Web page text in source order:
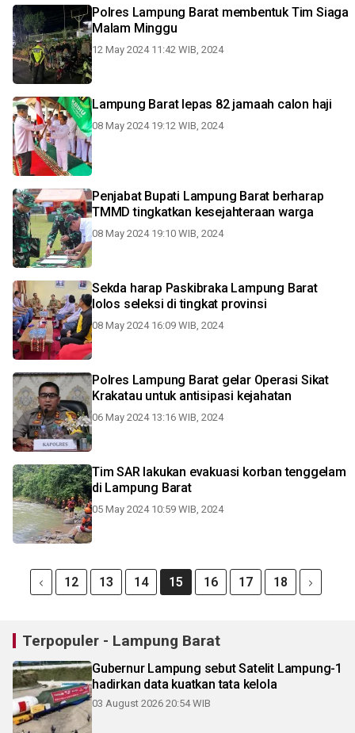
Polres Lampung Barat membentuk Tim Siaga
Malam Minggu
12 May 2024 11:42 WIB, 2024
Lampung Barat lepas 82 jamaah calon haji
08 May 2024 19:12 WIB, 2024
Penjabat Bupati Lampung Barat berharap
TMMD tingkatkan kesejahteraan warga
08 May 2024 19:10 WIB, 2024
Sekda harap Paskibraka Lampung Barat
lolos seleksi di tingkat provinsi
08 May 2024 16:09 WIB, 2024
Polres Lampung Barat gelar Operasi Sikat
Krakatau untuk antisipasi kejahatan
06 May 2024 13:16 WIB, 2024
Tim SAR lakukan evakuasi korban tenggelam
di Lampung Barat
05 May 2024 10:59 WIB, 2024
12 13 14 15 16 17 18
Terpopuler - Lampung Barat
Gubernur Lampung sebut Satelit Lampung-1
hadirkan data kuatkan tata kelola
03 August 2026 20:54 WIB